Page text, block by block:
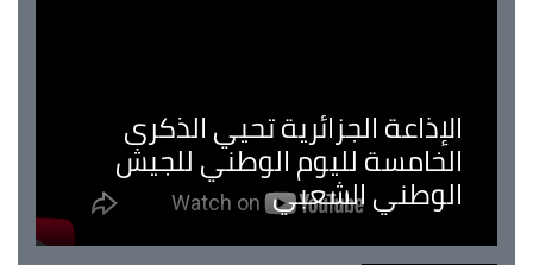
الإذاعة الجزائرية تحيي الذكرى
الخامسة لليوم الوطني للجيش
الوطني الشعبي